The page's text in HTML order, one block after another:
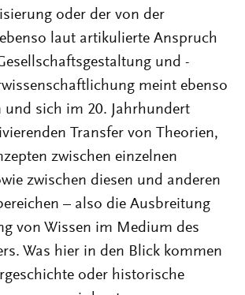
oder der von der
laut artikulierte Anspruch
und -
meint ebenso
und sich im 20. Jahrhundert
Transfer von Theorien,
zwischen einzelnen
zwischen diesen und anderen
– also die Ausbreitung
von Wissen im Medium des
Was hier in den Blick kommen
oder historische